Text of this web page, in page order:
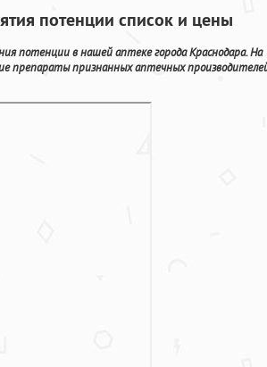
потенции список и цены
потенции в нашей аптеке города Краснодара. На
препараты признанных аптечных